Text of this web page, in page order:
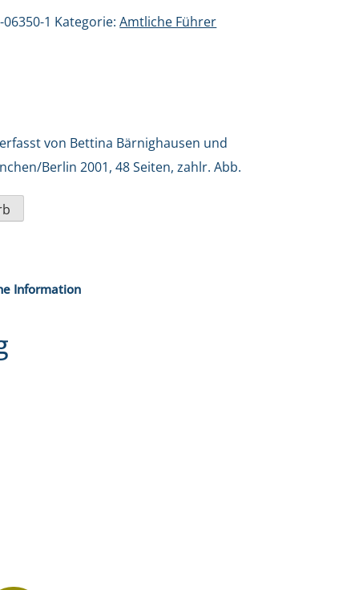
06350-1 Kategorie:Amtliche Führer
von Bettina Bärnighausen und
Berlin 2001, 48 Seiten, zahlr. Abb.
Information